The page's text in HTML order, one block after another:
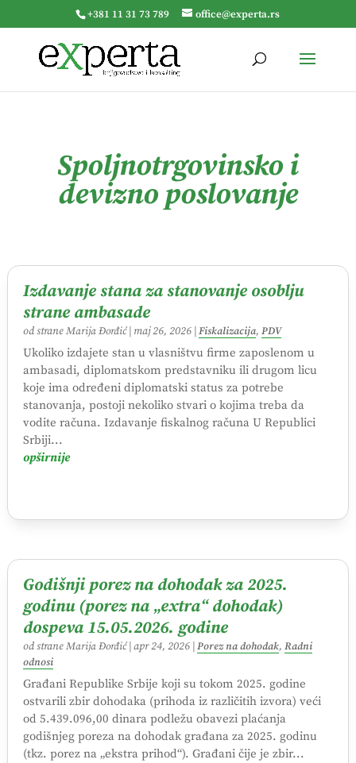
+381 11 31 73 789 office@experta.rs
Spoljnotrgovinsko i
devizno poslovanje
Izdavanje stana za stanovanje osoblju
strane ambasade
od straneMarija Đorđić| maj 26, 2026| Fiskalizacija, PDV
Ukoliko izdajete stan u vlasništvu firme zaposlenom u
ambasadi, diplomatskom predstavniku ili drugom licu
koje ima određeni diplomatski status za potrebe
stanovanja, postoji nekoliko stvari o kojima treba da
vodite računa. Izdavanje fiskalnog računa U Republici
Srbiji...
opširnije
Godišnji porez na dohodak za 2025.
godinu (porez na „extra“ dohodak)
dospeva 15.05.2026. godine
od straneMarija Đorđić| apr 24, 2026| Porez na dohodak, Radni
odnosi
Građani Republike Srbije koji su tokom 2025. godine
ostvarili zbir dohodaka (prihoda iz različitih izvora) veći
od 5.439.096,00 dinara podležu obavezi plaćanja
godišnjeg poreza na dohodak građana za 2025. godinu
(tkz. porez na „ekstra prihod“). Građani čije je zbir...